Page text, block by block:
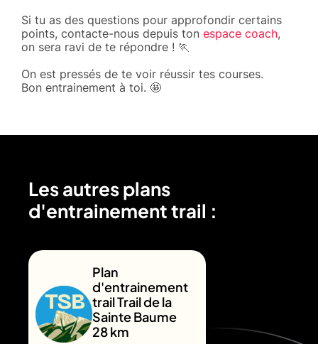
Si tu as des questions pour approfondir certains
points, contacte-nous depuis ton espace coach,
on sera ravi de te répondre ! 🏃
On est pressés de te voir réussir tes courses.
Bon entrainement à toi. 🤩
Les autres plans
d'entrainement trail :
Plan
d'entrainement
trail Trail de la
Sainte Baume
28 km